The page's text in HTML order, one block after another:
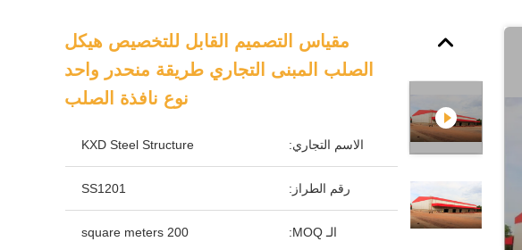
مقياس التصميم القابل للتخصيص هيكل
الصلب المبنى التجاري طريقة منحدر واحد
نوع نافذة الصلب
الاسم التجاري: KXD Steel Structure
رقم الطراز: SS1201
الـ MOQ: 200 square meters